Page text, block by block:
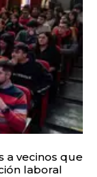
a vecinos que
laboral